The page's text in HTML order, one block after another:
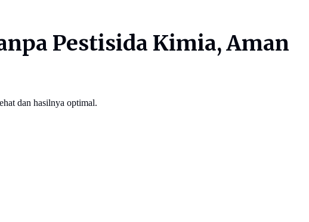
Pestisida Kimia, Aman
dan hasilnya optimal.